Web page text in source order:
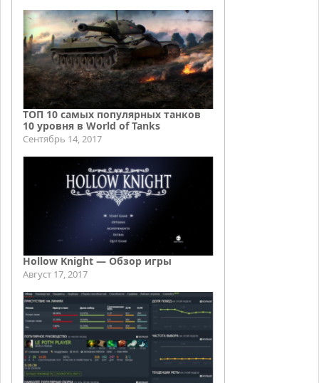
ТОП 10 самых популярных танков
10 уровня в World of Tanks
Сентябрь 14, 2017
Hollow Knight — Обзор игры
Август 17, 2017